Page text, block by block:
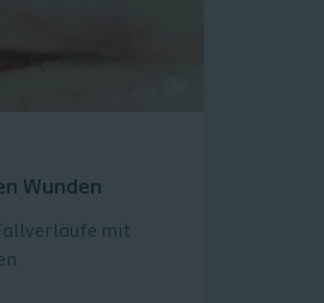
Wunden
mit